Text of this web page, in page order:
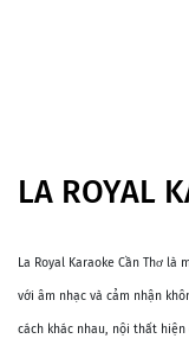
LA ROYAL
La Royal Karaoke Cần Thơ
với âm nhạc và cảm nhận
cách khác nhau, nội thất